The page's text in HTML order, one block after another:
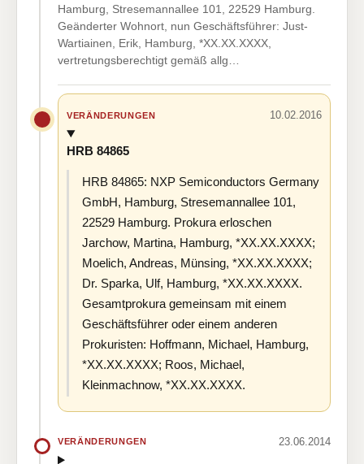
Hamburg, Stresemannallee 101, 22529 Hamburg.
Geänderter Wohnort, nun Geschäftsführer: Just-
Wartiainen, Erik, Hamburg, *XX.XX.XXXX,
vertretungsberechtigt gemäß allg…
VERÄNDERUNGEN 10.02.2016
HRB 84865
HRB 84865: NXP Semiconductors Germany
GmbH, Hamburg, Stresemannallee 101,
22529 Hamburg. Prokura erloschen
Jarchow, Martina, Hamburg, *XX.XX.XXXX;
Moelich, Andreas, Münsing, *XX.XX.XXXX;
Dr. Sparka, Ulf, Hamburg, *XX.XX.XXXX.
Gesamtprokura gemeinsam mit einem
Geschäftsführer oder einem anderen
Prokuristen: Hoffmann, Michael, Hamburg,
*XX.XX.XXXX; Roos, Michael,
Kleinmachnow, *XX.XX.XXXX.
VERÄNDERUNGEN 23.06.2014